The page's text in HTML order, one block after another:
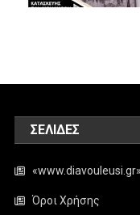
ΣΕΛΊΔΕΣ
«www.diavouleusi.gr»
Όροι Χρήσης